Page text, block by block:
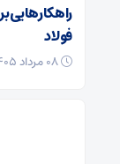
راهکارهایی
فولاد